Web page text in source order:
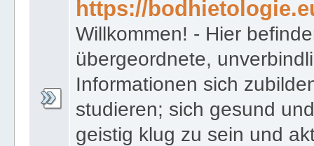
https://
Willkommen! - Hier
übergeordnete,
Informationen sich
studieren; sich gesund
geistig klug zu sein und